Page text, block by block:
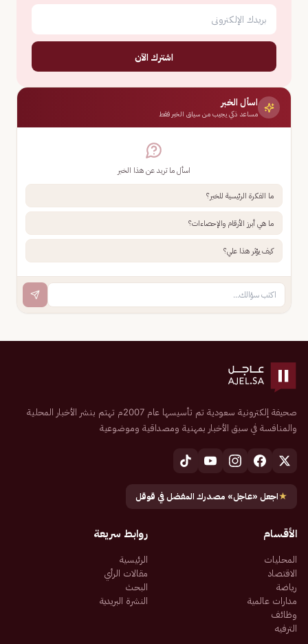
اشترك الآن
اسأل الخبر
مساعد ذكي يجيب من سياق الخبر فقط
اسأل ما تريد عن هذا الخبر
ما الفكرة الرئيسية للخبر؟
ما هي أبرز الأرقام والإحصاءات؟
كيف يؤثر هذا علي؟
صحيفة إلكترونية سعودية تم تأسيسها عام 2007م تهتم بنشر الأخبار المحلية
والمنافسة في سبق الأخبار بمهنية ومصداقية وموضوعية
★اجعل «عاجل» مصدرك المفضل في قوقل
الأقسام
المحليات
الاقتصاد
رياضة
مدارات عالمية
وظائف
الترفيه
روابط سريعة
الرئيسية
مقالات الرأي
البحث
النشرة البريدية